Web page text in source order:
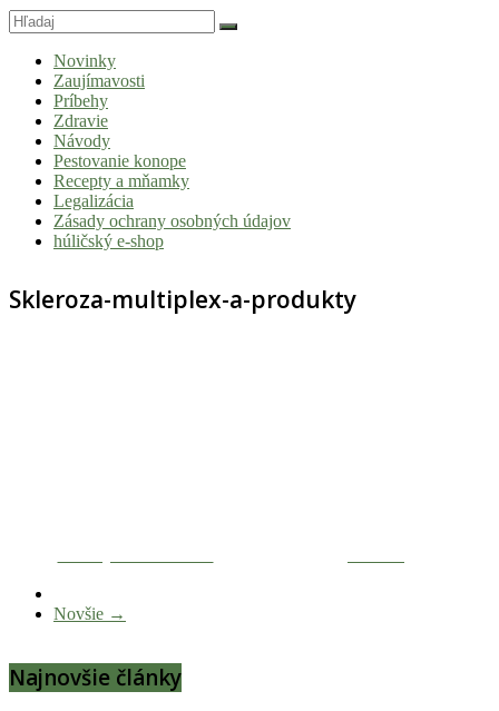
Novinky
Zaujímavosti
Príbehy
Zdravie
Návody
Pestovanie konope
Recepty a mňamky
Legalizácia
Zásady ochrany osobných údajov
húličský e-shop
Skleroza-multiplex-a-produkty
Novšie →
Najnovšie články